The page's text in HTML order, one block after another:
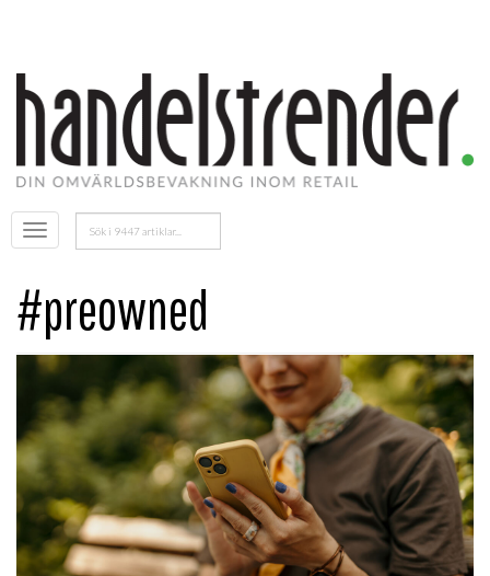
Öppna
menyn
Sök
efter:
#preowned